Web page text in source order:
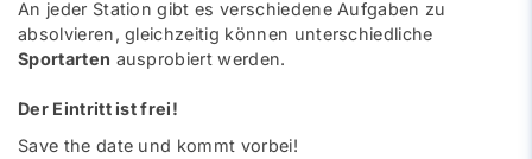
An jeder Station gibt es verschiedene Aufgaben zu
absolvieren, gleichzeitig können unterschiedliche
Sportarten ausprobiert werden.
Der Eintritt ist frei!
Save the date und kommt vorbei!